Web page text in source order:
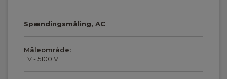
Spændingsmåling, AC
Måleområde:
1 V - 5100 V